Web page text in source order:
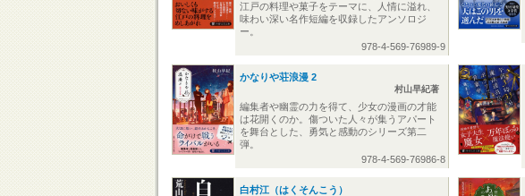
江戸の料理や菓子をテーマに、人情に溢れ、
味わい深い名作短編を収録したアンソロジ
ー。
978-4-569-76989-9
かなりや荘浪漫 2
村山早紀著
編集者や幽霊の力を得て、少女の漫画の才能
は花開くのか。傷ついた人々が集うアパート
を舞台とした、勇気と感動のシリーズ第二
弾。
978-4-569-76986-8
白村江（はくそんこう）